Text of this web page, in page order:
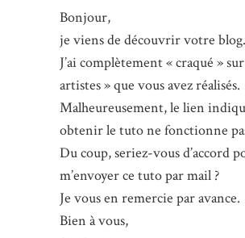
Bonjour,
je viens de découvrir votre blog.
J’ai complètement « craqué » sur
artistes » que vous avez réalisés.
Malheureusement, le lien
obtenir le tuto ne fonctionne
Du coup, seriez-vous d’accord
m’envoyer ce tuto par mail ?
Je vous en remercie par avance.
Bien à vous,